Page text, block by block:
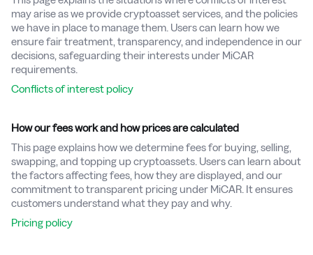
may arise as we provide cryptoasset services, and the policies
we have in place to manage them. Users can learn how we
ensure fair treatment, transparency, and independence in our
decisions, safeguarding their interests under MiCAR
requirements.
Conflicts of interest policy
How our fees work and how prices are calculated
This page explains how we determine fees for buying, selling,
swapping, and topping up cryptoassets. Users can learn about
the factors affecting fees, how they are displayed, and our
commitment to transparent pricing under MiCAR. It ensures
customers understand what they pay and why.
Pricing policy